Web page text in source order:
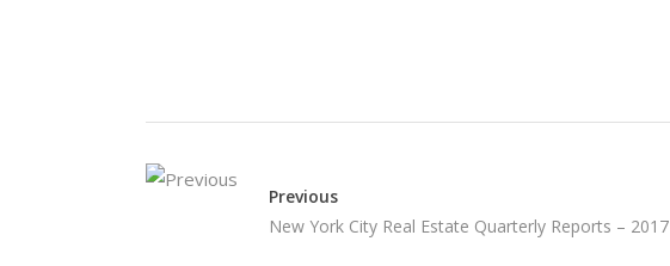
Previous
New York City Real Estate Quarterly Reports – 2017